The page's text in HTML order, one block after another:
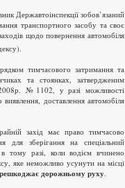
Державтоінспекції зобов’язаний
транспортного засобу та своє
щодо повернення автомобіля
тимчасового затримання та
та стоянках, затвердженим
№1102, у разі можливості
доставлення автомобіля
захід має право тимчасово
для зберігання на спеціальний
тому разі, коли водієм вчинено
яке неможливо усунути на місці
дорожньому руху